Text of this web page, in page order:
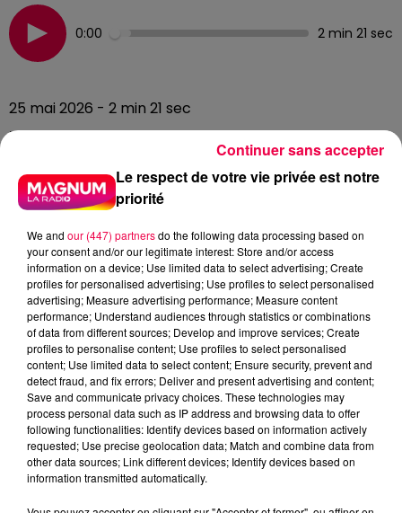
0:00 2 min 21 sec
25 mai 2026 - 2 min 21 sec
UN JOUR UNE CHANSON #766
Il y a des chansons qui sont des déclarations.
"Scream", sorti en mai 1995.
Pour comprendre ce titre, il faut revenir deux ans en
arrière. En 1993, Michael Jackson est au sommet de sa
gloire mondiale quand éclate l'affaire Jordan
Chandler — accusations d'attouchements sexuels sur
mineur, enquête, pression médiatique planétaire.
Michael nie. Il signe un accord à l'amiable avec la
famille pour une somme estimée à 25 millions de
dollars — ce que beaucoup interpréteront comme un
aveu, ce que lui présentera toujours comme un moyen
d'en finir. La presse mondiale s'en donne à cœur joie.
Les tabloïds se régalent. Et Michael Jackson,
publiquement humilié, commence à s'effondrer.
Le respect de votre vie privée est notre
priorité
We and our (447) partnersdo the following data processing based on
your consent and/or our legitimate interest: Store and/or access
information on a device; Use limited data to select advertising; Create
profiles for personalised advertising; Use profiles to select personalised
advertising; Measure advertising performance; Measure content
performance; Understand audiences through statistics or combinations
of data from different sources; Develop and improve services; Create
profiles to personalise content; Use profiles to select personalised
content; Use limited data to select content; Ensure security, prevent and
detect fraud, and fix errors; Deliver and present advertising and content;
Save and communicate privacy choices. These technologies may
process personal data such as IP address and browsing data to offer
following functionalities: Identify devices based on information actively
requested; Use precise geolocation data; Match and combine data from
other data sources; Link different devices; Identify devices based on
information transmitted automatically.
Continuer sans accepter